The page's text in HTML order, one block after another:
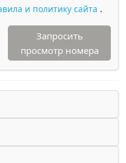
и политику сайта .
Запросить
просмотр номера